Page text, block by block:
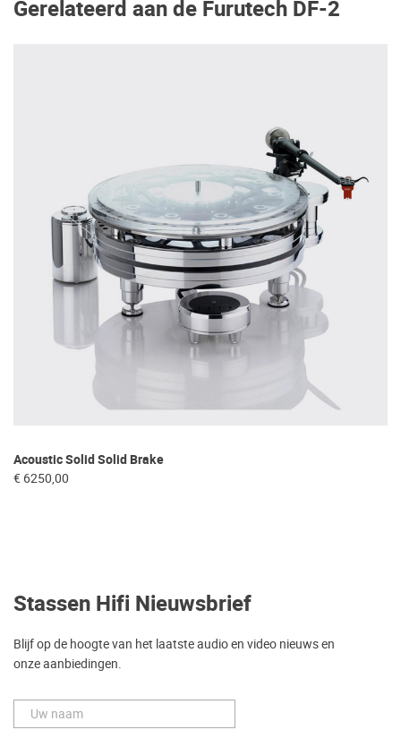
Gerelateerd aan de Furutech DF-2
Acoustic Solid Solid Brake
€ 6250,00
Stassen Hifi Nieuwsbrief
Blijf op de hoogte van het laatste audio en video nieuws en
onze aanbiedingen.